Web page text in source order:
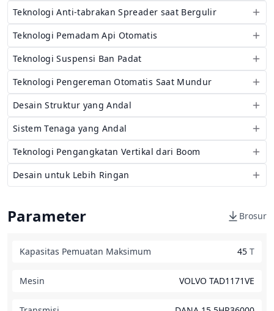
Teknologi Anti-tabrakan Spreader saat Bergulir
Teknologi Pemadam Api Otomatis
Teknologi Suspensi Ban Padat
Teknologi Pengereman Otomatis Saat Mundur
Desain Struktur yang Andal
Sistem Tenaga yang Andal
Teknologi Pengangkatan Vertikal dari Boom
Desain untuk Lebih Ringan
Parameter Brosur
Kapasitas Pemuatan Maksimum 45 T
Mesin VOLVO TAD1171VE